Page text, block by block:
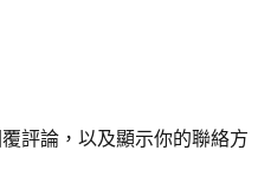
評論，以及顯示你的聯絡方